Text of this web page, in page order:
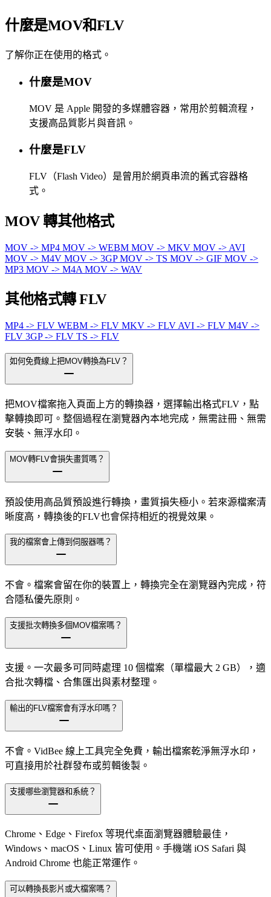
什麼是MOV和FLV
了解你正在使用的格式。
什麼是MOV
MOV 是 Apple 開發的多媒體容器，常用於剪輯流程，
支援高品質影片與音訊。
什麼是FLV
FLV（Flash Video）是曾用於網頁串流的舊式容器格
式。
MOV 轉其他格式
MOV -> MP4 MOV -> WEBM MOV -> MKV MOV -> AVI
MOV -> M4V MOV -> 3GPMOV -> TS MOV -> GIF MOV ->
MP3 MOV -> M4A MOV -> WAV
其他格式轉 FLV
MP4 -> FLV WEBM -> FLV MKV -> FLV AVI -> FLV M4V ->
FLV 3GP -> FLV TS -> FLV
如何免費線上把MOV轉換為FLV？
把MOV檔案拖入頁面上方的轉換器，選擇輸出格式FLV，點
擊轉換即可。整個過程在瀏覽器內本地完成，無需註冊、無需
安裝、無浮水印。
MOV轉FLV會損失畫質嗎？
預設使用高品質預設進行轉換，畫質損失極小。若來源檔案清
晰度高，轉換後的FLV也會保持相近的視覺效果。
我的檔案會上傳到伺服器嗎？
不會。檔案會留在你的裝置上，轉換完全在瀏覽器內完成，符
合隱私優先原則。
支援批次轉換多個MOV檔案嗎？
支援。一次最多可同時處理 10 個檔案（單檔最大 2 GB），適
合批次轉檔、合集匯出與素材整理。
輸出的FLV檔案會有浮水印嗎？
不會。VidBee 線上工具完全免費，輸出檔案乾淨無浮水印，
可直接用於社群發布或剪輯後製。
支援哪些瀏覽器和系統？
Chrome、Edge、Firefox 等現代桌面瀏覽器體驗最佳，
Windows、macOS、Linux 皆可使用。手機端 iOS Safari 與
Android Chrome 也能正常運作。
可以轉換長影片或大檔案嗎？